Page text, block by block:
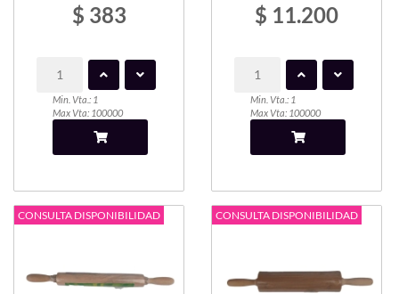
$ 383
Min. Vta.: 1
Max Vta: 100000
$ 11.200
Min. Vta.: 1
Max Vta: 100000
CONSULTA DISPONIBILIDAD CONSULTA DISPONIBILIDAD